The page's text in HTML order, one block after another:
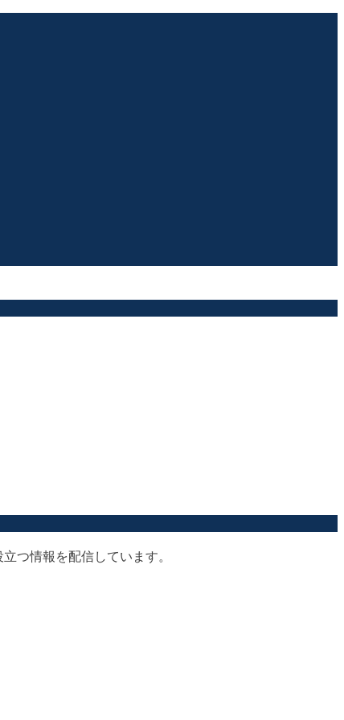
つ情報を配信しています。